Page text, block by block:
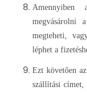
Amennyiben
megvásárolni
megteheti,
léphet a
Ezt követően
szállítási címet,